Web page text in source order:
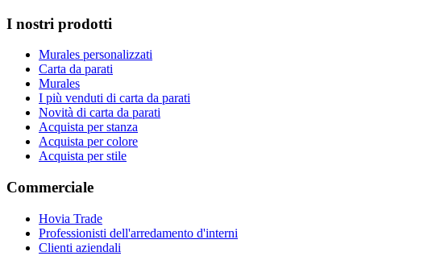
I nostri prodotti
Murales personalizzati
Carta da parati
Murales
I più venduti di carta da parati
Novità di carta da parati
Acquista per stanza
Acquista per colore
Acquista per stile
Commerciale
Hovia Trade
Professionisti dell'arredamento d'interni
Clienti aziendali